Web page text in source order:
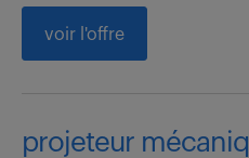
voir l'offre
projeteur